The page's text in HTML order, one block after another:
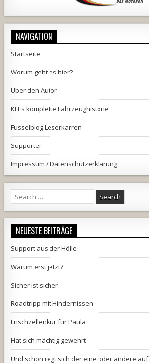
NAVIGATION
Startseite
Worum geht es hier?
Über den Autor
KLEs komplette Fahrzeughistorie
Fusselblog Leserkarren
Supporter
Impressum / Datenschutzerklärung
Search
for:
NEUESTE BEITRÄGE
Support aus der Hölle
Warum erst jetzt?
Sicher ist sicher
Roadtripp mit Hindernissen
Frischzellenkur für Paula
Hat sich mächtig gewehrt
Und schon regt sich der eine oder andere auf